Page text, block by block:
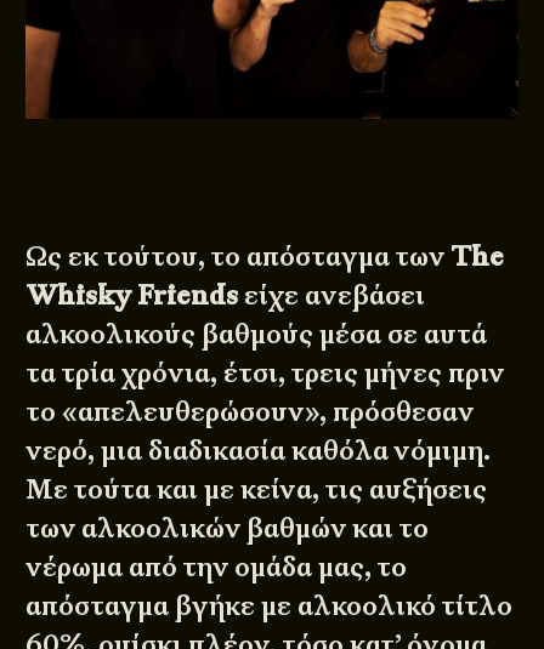
Ως εκ τούτου, το απόσταγμα των The
Whisky Friends είχε ανεβάσει
αλκοολικούς βαθμούς μέσα σε αυτά
τα τρία χρόνια, έτσι, τρεις μήνες πριν
το «απελευθερώσουν», πρόσθεσαν
νερό, μια διαδικασία καθόλα νόμιμη.
Με τούτα και με κείνα, τις αυξήσεις
των αλκοολικών βαθμών και το
νέρωμα από την ομάδα μας, το
απόσταγμα βγήκε με αλκοολικό τίτλο